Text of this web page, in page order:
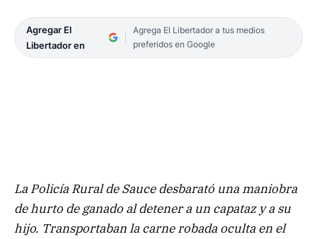
Agregar El
Libertador en
Agrega El Libertador a tus medios
preferidos en Google
La Policía Rural de Sauce desbarató una maniobra
de hurto de ganado al detener a un capataz y a su
hijo. Transportaban la carne robada oculta en el